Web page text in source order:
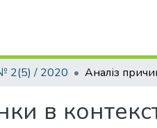
2(5) / 2020
в